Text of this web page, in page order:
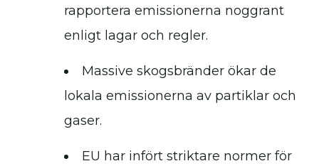
rapportera emissionerna noggrant
enligt lagar och regler.
Massive skogsbränder ökar de
lokala emissionerna av partiklar och
gaser.
EU har infört striktare normer för